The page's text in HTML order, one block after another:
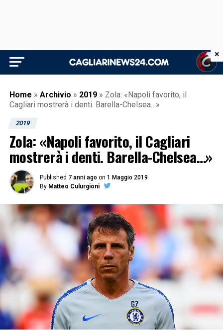
Home » Archivio » 2019 » Zola: «Napoli favorito, il
Cagliari mostrerà i denti. Barella-Chelsea…»
2019
Zola: «Napoli favorito, il Cagliari
mostrerà i denti. Barella-Chelsea…»
Published 7 anni ago on 1 Maggio 2019
By Matteo Culurgioni
×